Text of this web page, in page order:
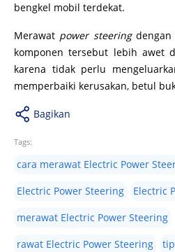
bengkel mobil terdekat.
Merawat power steeringdengan
komponen tersebut lebih awet
karena tidak perlu
memperbaiki kerusakan, betul
Bagikan
Tags:
cara merawat Electric Power
Electric Power Steering
Electric
merawat Electric Power Steering
rawat Electric Power Steering